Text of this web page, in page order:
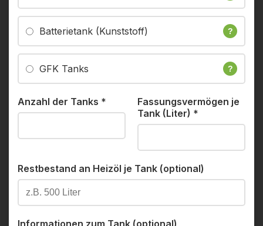
Batterietank (Kunststoff) ?
GFK Tanks ?
Anzahl der Tanks *
Fassungsvermögen je
Tank (Liter) *
Restbestand an Heizöl je Tank (optional)
Informationen zum Tank (optional)